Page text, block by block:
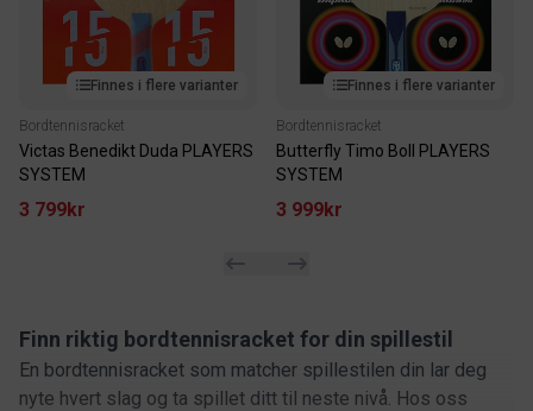
Finnes i flere varianter
Bordtennisracket
Victas Benedikt Duda PLAYERS
SYSTEM
3 799kr
Finnes i flere varianter
Bordtennisracket
Butterfly Timo Boll PLAYERS
SYSTEM
3 999kr
Finn riktig bordtennisracket for din spillestil
En bordtennisracket som matcher spillestilen din lar deg
nyte hvert slag og ta spillet ditt til neste nivå. Hos oss